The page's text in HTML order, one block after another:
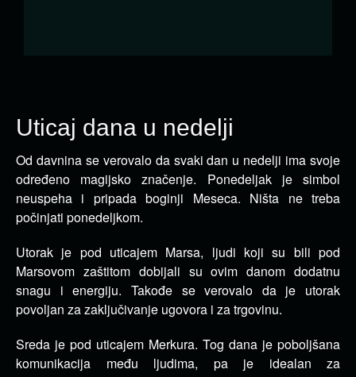
Uticaj dana u nedelji
Od davnina se verovalo da svaki dan u nedelji ima svoje
određeno magijsko značenje. Ponedeljak je simbol
neuspeha i pripada boginji Meseca. Ništa ne treba
počinjati ponedeljkom.
Utorak je pod uticajem Marsa, ljudi koji su bili pod
Marsovom zaštitom dobijali su ovim danom dodatnu
snagu i energiju. Takođe se verovalo da je utorak
povoljan za zaključivanje ugovora i za trgovinu.
Sreda je pod uticajem Merkura. Tog dana je poboljšana
komunikacija među ljudima, pa je idealan za